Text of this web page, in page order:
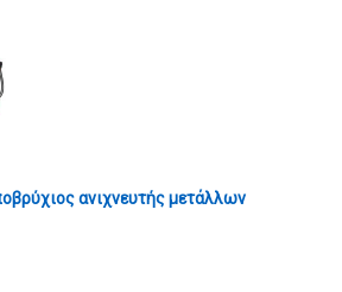
ανιχνευτής μετάλλων